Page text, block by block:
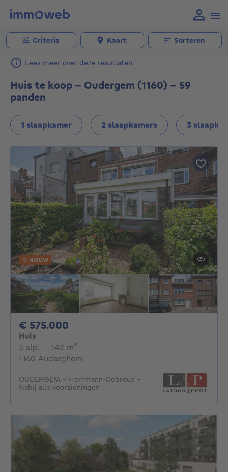
Criteria Kaart Sorteren
Lees meer over deze resultaten
Huis te koop - Oudergem (1160) - 59
panden
1 slaapkamer 2 slaapkamers 3
NIEUW
€ 575.000
Huis
3 slp. 3 slaapkamers
· 142 m²
1160 Auderghem
OUDERGEM – Herrmann-Debroux –
Nabij alle voorzieningen